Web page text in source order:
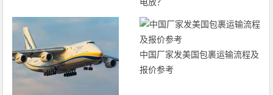
中国厂家发美国包裹运输流程及
报价参考